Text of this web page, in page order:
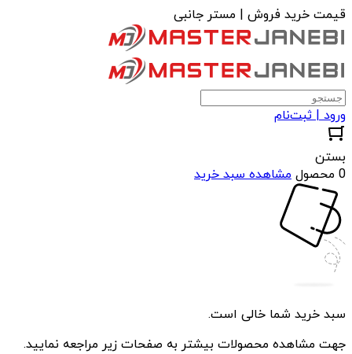
قیمت خرید فروش | مستر جانبی
ورود | ثبت‌نام
بستن
0 محصول
مشاهده سبد خرید
سبد خرید شما خالی است.
جهت مشاهده محصولات بیشتر به صفحات زیر مراجعه نمایید.